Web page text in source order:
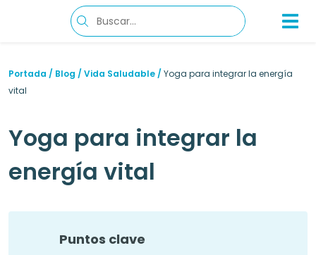
Portada / Blog / Vida Saludable / Yoga para integrar la energía
vital
Yoga para integrar la
energía vital
Puntos clave